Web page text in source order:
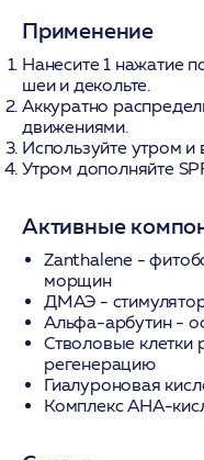
Применение
Нанесите 1 нажатие
шеи и декольте.
Аккуратно
движениями.
Используйте утром и
Утром дополняйте
Активные
Zanthalene -
морщин
ДМАЭ -
Альфа-арбутин-
Стволовые клетки
регенерацию
Гиалуроновая
Комплекс AHA-